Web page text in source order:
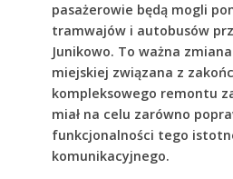
pasażerowie będą mogli
tramwajów i autobusów
Junikowo. To ważna
miejskiej związana z
kompleksowego remontu
miał na celu zarówno
funkcjonalności tego
komunikacyjnego.